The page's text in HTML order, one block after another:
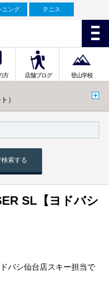
ニング テニス
方 店舗ブログ 登山学校
）
索する
SL【ヨドバシ
バシ仙台店スキー担当で